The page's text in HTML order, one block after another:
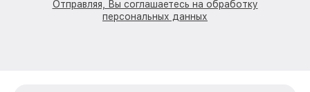
Отправляя, Вы соглашаетесь на обработку
персональных данных